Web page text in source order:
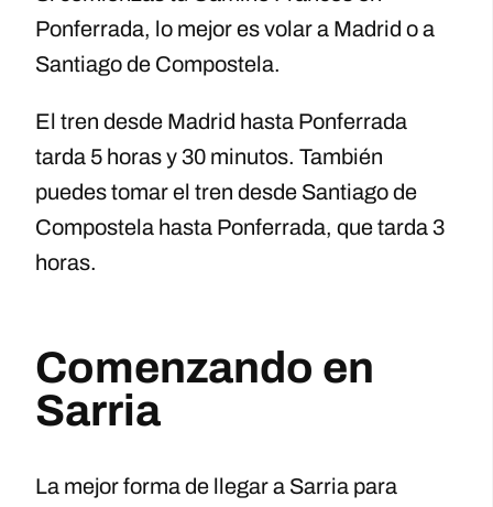
Ponferrada, lo mejor es volar a Madrid o a
Santiago de Compostela.
El tren desde Madrid hasta Ponferrada
tarda 5 horas y 30 minutos. También
puedes tomar el tren desde Santiago de
Compostela hasta Ponferrada, que tarda 3
horas.
Comenzando en
Sarria
La mejor forma de llegar a Sarria para